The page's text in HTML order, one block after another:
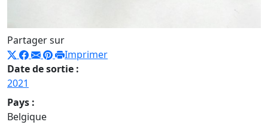
Partager sur
Imprimer
Date de sortie :
2021
Pays :
Belgique